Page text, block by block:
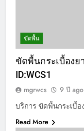
ขัดพื้น
ขัดพื้นกระเบื้องย
ID:WCS1
mgrwcs 9 ปี ago
บริการ ขัดพื้นกระเบื้
Read More